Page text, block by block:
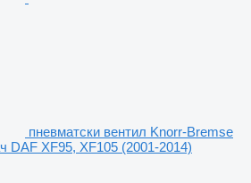
пневматски вентил Knorr-Bremse
DAF XF95, XF105 (2001-2014)